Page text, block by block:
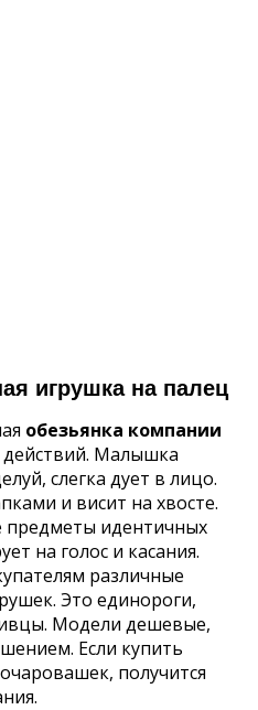
игрушка на палец
обезьянка компании
действий. Малышка
слегка дует в лицо.
и висит на хвосте.
предметы идентичных
на голос и касания.
различные
Это единороги,
Модели дешевые,
Если купить
получится